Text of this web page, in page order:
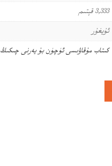
3,333 قېتىم
ئۇيغۇر
كىتاب مۇقاۋىسى ئۈچۈن بۇ يەرنى چىكىڭ